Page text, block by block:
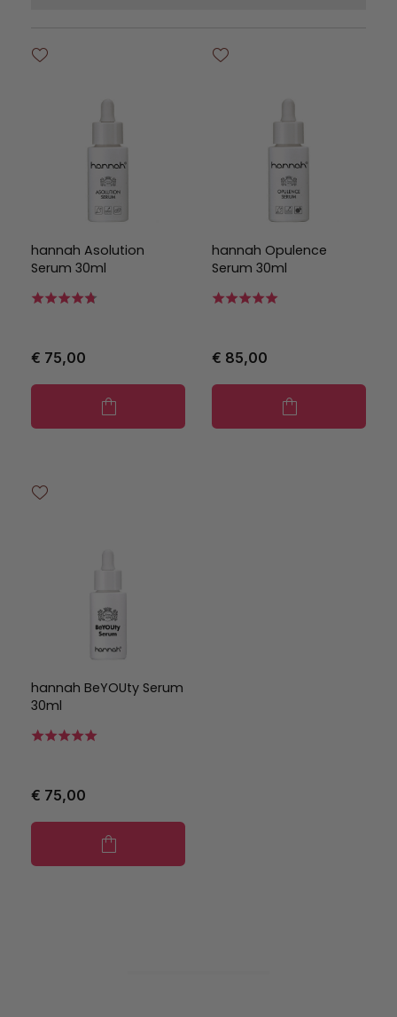
hannah Asolution
Serum 30ml
€ 75,00
hannah Opulence
Serum 30ml
€ 85,00
hannah BeYOUty Serum
30ml
€ 75,00